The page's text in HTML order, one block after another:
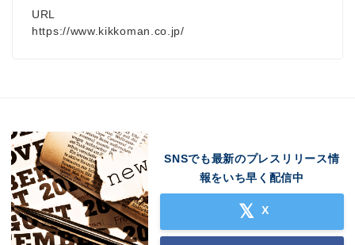
URL
https://www.kikkoman.co.jp/
SNSでも最新のプレスリリース情
報をいち早く配信中
X